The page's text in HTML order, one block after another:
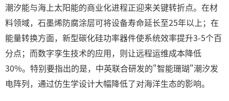
潮汐能与海上太阳能的商业化进程正迎来关键转折点。在材
料领域，石墨烯防腐涂层可将设备寿命延长至25年以上；在
能量转换方面，新型碳化硅功率器件使系统效率提升3-5个百
分点；而数字孪生技术的应用，则让远程运维成本降低
30%。特别要指出的是，中英联合研发的"智能珊瑚"潮汐发
电阵列，通过仿生学设计大幅降低了对海洋生态的影响。